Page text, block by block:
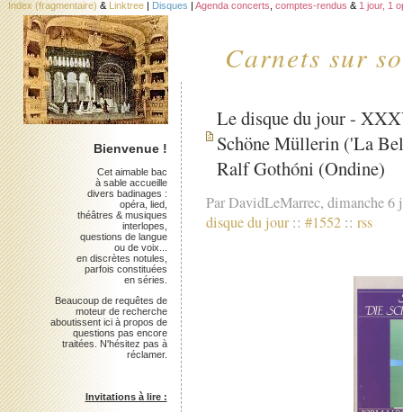
Carnets sur
Index (fragmentaire) & Linktree | Disques | Agenda concerts comptes-rendus & 1 jour, 1
Le disque du jour -
Schöne Müllerin ('La
Ralf Gothóni (Ondine)
Par DavidLeMarrec, dimanche 6
disque du jour :: #1552 :: rss
Bienvenue !
Cet aimable bac
à sable accueille
divers badinages :
opéra, lied,
théâtres & musiques
interlopes,
questions de langue
ou de voix...
en discrètes notules,
parfois constituées
en séries.
Beaucoup de requêtes de
moteur de recherche
aboutissent ici à propos de
questions pas encore
traitées. N'hésitez pas à
réclamer.
Invitations à lire :